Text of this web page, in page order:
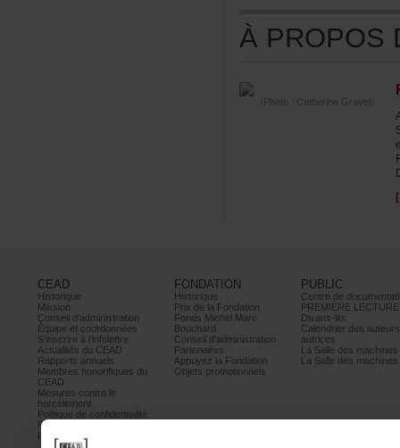
(Photo:CatherineGravel)
CEAD
Historique
Mission
Conseild’administration
Équipeetcoordonnées
S’inscrireàl’infolettre
ActualitésduCEAD
Rapportsannuels
Membreshonorifiquesdu
CEAD
Mesurescontrele
harcèlement
Politiquedeconfidentialité
Prixetconcours
Partenaires
FONDATION
Historique
PrixdelaFondation
FondsMichelMarc
Bouchard
Conseild’administration
Partenaires
AppuyezlaFondation
Objetspromotionnels
PUBLIC
PREMIÈRELECTURE
Divans-lits
autrices